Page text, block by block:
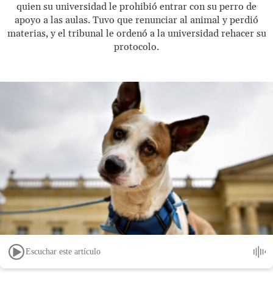
quien su universidad le prohibió entrar con su perro de
apoyo a las aulas. Tuvo que renunciar al animal y perdió
materias, y el tribunal le ordenó a la universidad rehacer su
protocolo.
Escuchar este artículo